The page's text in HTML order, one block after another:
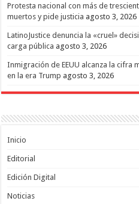
Protesta nacional con más de
muertos y pide justicia agosto 3, 2026
LatinoJustice denuncia la «cruel»
carga pública agosto 3, 2026
Inmigración de EEUU alcanza la cifra
en la era Trump agosto 3, 2026
Inicio
Editorial
Edición Digital
Noticias